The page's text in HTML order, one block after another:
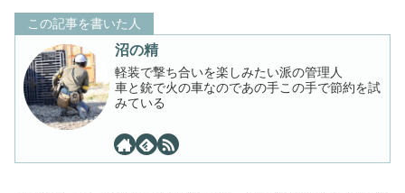
この記事を書いた人
沼の精
軽装で撃ち合いを楽しみたい派の管理人
車と銃で火の車なのであの手この手で節約を試
みている